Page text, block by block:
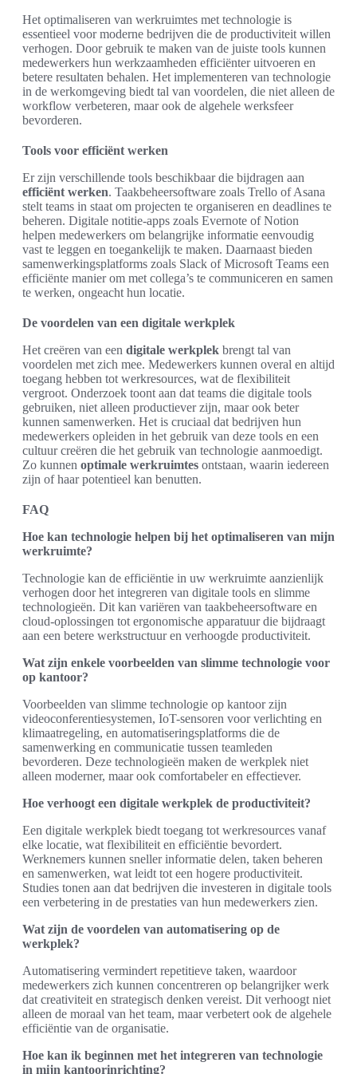
Het optimaliseren van werkruimtes met technologie is
essentieel voor moderne bedrijven die de productiviteit willen
verhogen. Door gebruik te maken van de juiste tools kunnen
medewerkers hun werkzaamheden efficiënter uitvoeren en
betere resultaten behalen. Het implementeren van technologie
in de werkomgeving biedt tal van voordelen, die niet alleen de
workflow verbeteren, maar ook de algehele werksfeer
bevorderen.
Tools voor efficiënt werken
Er zijn verschillende tools beschikbaar die bijdragen aan
efficiënt werken. Taakbeheersoftware zoals Trello of Asana
stelt teams in staat om projecten te organiseren en deadlines te
beheren. Digitale notitie-apps zoals Evernote of Notion
helpen medewerkers om belangrijke informatie eenvoudig
vast te leggen en toegankelijk te maken. Daarnaast bieden
samenwerkingsplatforms zoals Slack of Microsoft Teams een
efficiënte manier om met collega’s te communiceren en samen
te werken, ongeacht hun locatie.
De voordelen van een digitale werkplek
Het creëren van een digitale werkplek brengt tal van
voordelen met zich mee. Medewerkers kunnen overal en altijd
toegang hebben tot werkresources, wat de flexibiliteit
vergroot. Onderzoek toont aan dat teams die digitale tools
gebruiken, niet alleen productiever zijn, maar ook beter
kunnen samenwerken. Het is cruciaal dat bedrijven hun
medewerkers opleiden in het gebruik van deze tools en een
cultuur creëren die het gebruik van technologie aanmoedigt.
Zo kunnen optimale werkruimtes ontstaan, waarin iedereen
zijn of haar potentieel kan benutten.
FAQ
Hoe kan technologie helpen bij het optimaliseren van mijn
werkruimte?
Technologie kan de efficiëntie in uw werkruimte aanzienlijk
verhogen door het integreren van digitale tools en slimme
technologieën. Dit kan variëren van taakbeheersoftware en
cloud-oplossingen tot ergonomische apparatuur die bijdraagt
aan een betere werkstructuur en verhoogde productiviteit.
Wat zijn enkele voorbeelden van slimme technologie voor
op kantoor?
Voorbeelden van slimme technologie op kantoor zijn
videoconferentiesystemen, IoT-sensoren voor verlichting en
klimaatregeling, en automatiseringsplatforms die de
samenwerking en communicatie tussen teamleden
bevorderen. Deze technologieën maken de werkplek niet
alleen moderner, maar ook comfortabeler en effectiever.
Hoe verhoogt een digitale werkplek de productiviteit?
Een digitale werkplek biedt toegang tot werkresources vanaf
elke locatie, wat flexibiliteit en efficiëntie bevordert.
Werknemers kunnen sneller informatie delen, taken beheren
en samenwerken, wat leidt tot een hogere productiviteit.
Studies tonen aan dat bedrijven die investeren in digitale tools
een verbetering in de prestaties van hun medewerkers zien.
Wat zijn de voordelen van automatisering op de
werkplek?
Automatisering vermindert repetitieve taken, waardoor
medewerkers zich kunnen concentreren op belangrijker werk
dat creativiteit en strategisch denken vereist. Dit verhoogt niet
alleen de moraal van het team, maar verbetert ook de algehele
efficiëntie van de organisatie.
Hoe kan ik beginnen met het integreren van technologie
in mijn kantoorinrichting?